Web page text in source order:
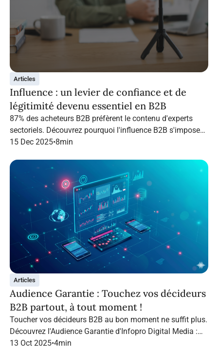
Articles
Influence : un levier de confiance et de
légitimité devenu essentiel en B2B
87% des acheteurs B2B préfèrent le contenu d'experts
sectoriels. Découvrez pourquoi l'influence B2B s'impose
en 2026 et comment structurer une campagne qui
15 Dec 2025•8min
Articles
Audience Garantie : Touchez vos décideurs
B2B partout, à tout moment !
Toucher vos décideurs B2B au bon moment ne suffit plus.
Découvrez l'Audience Garantie d'Infopro Digital Media :
suivez vos cibles tout au long de leur navigation, quel que
13 Oct 2025•4min